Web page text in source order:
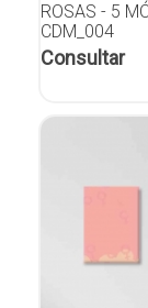
ROSAS - 5
CDM_004
Consultar